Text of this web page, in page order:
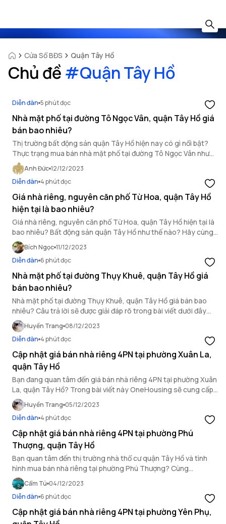
Cửa Sổ BĐS Quận Tây Hồ
Chủ đề #Quận Tây Hồ
Diễn đàn 5 phút đọc
Nhà mặt phố tại đường Tô Ngọc Vân, quận Tây Hồ giá
bán bao nhiêu?
Thị trường bất động sản quận Tây Hồ hiện nay có gì nổi bật?
Thực trạng mua bán nhà mặt phố tại đường Tô Ngọc Vân như
thế nào? Cùng tham khảo trong bài viết dưới đây.
Anh Đức 12/12/2023
Diễn đàn 4 phút đọc
Giá nhà riêng, nguyên căn phố Từ Hoa, quận Tây Hồ
hiện tại là bao nhiêu?
Giá nhà riêng, nguyên căn phố Từ Hoa, quận Tây Hồ hiện tại là
bao nhiêu? Bất động sản quận Tây Hồ như thế nào? Hãy cùng
OneHousing tìm hiểu trong bài viết dưới đây!
Bích Ngọc 11/12/2023
Diễn đàn 6 phút đọc
Nhà mặt phố tại đường Thụy Khuê, quận Tây Hồ giá
bán bao nhiêu?
Nhà mặt phố tại đường Thụy Khuê, quận Tây Hồ giá bán bao
nhiêu? Câu trả lời sẽ được giải đáp rõ trong bài viết dưới đây
của OneHousing.
Huyền Trang 08/12/2023
Diễn đàn 4 phút đọc
Cập nhật giá bán nhà riêng 4PN tại phường Xuân La,
quận Tây Hồ
Bạn đang quan tâm đến giá bán nhà riêng 4PN tại phường Xuân
La, quận Tây Hồ? Trong bài viết này OneHousing sẽ cung cấp
những thông tin cần thiết về giá bán loại hình nhà này, giúp bạn
có được cái nhìn toàn diện nhất.
Huyền Trang 05/12/2023
Diễn đàn 4 phút đọc
Cập nhật giá bán nhà riêng 4PN tại phường Phú
Thượng, quận Tây Hồ
Bạn quan tâm đến thị trường nhà thổ cư quận Tây Hồ và tình
hình mua bán nhà riêng tại phường Phú Thượng? Cùng
OneHousing tìm hiểu thông tin về bất động sản khu vực này
trong bài viết dưới đây.
Cẩm Tú 04/12/2023
Diễn đàn 6 phút đọc
Cập nhật giá bán nhà riêng 4PN tại phường Yên Phụ,